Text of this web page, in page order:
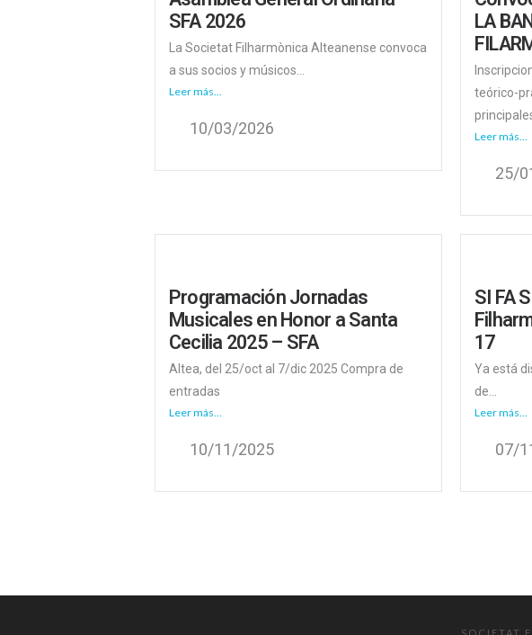
SFA 2026
La Societat Filharmònica Alteanense convoca
a sus socios y músicos...
Leer más...
10/03/2026
LA
teórico-
Leer más...
25/
Programación Jornadas
Musicales en Honor a Santa
Cecilia 2025 – SFA
Altea, del 25/oct al 7/dic 2025 Compra de
entradas
Leer más...
10/11/2025
SI FA
17
Ya está
de...
Leer más...
07/